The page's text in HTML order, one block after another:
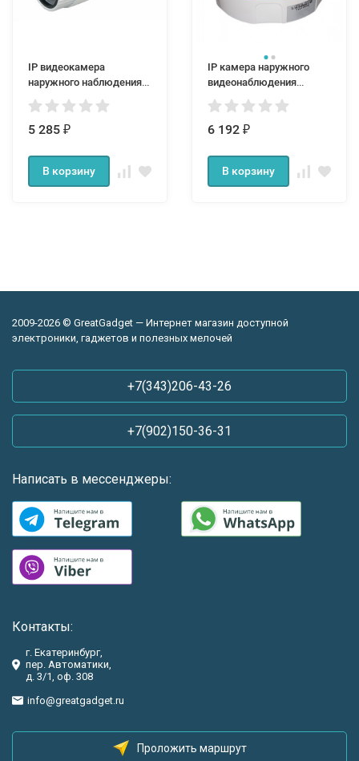
IP видеокамера
наружного наблюдения
ORVP7022
5 285 ₽
В корзину
IP камера наружного
видеонаблюдения
ORVPC638
6 192 ₽
В корзину
2009-2026 © GreatGadget — Интернет магазин доступной
электроники, гаджетов и полезных мелочей
+7(343)206-43-26
+7(902)150-36-31
Написать в мессенджеры:
Контакты:
г. Екатеринбург,
пер. Автоматики,
д. 3/1, оф. 308
info@greatgadget.ru
Проложить маршрут